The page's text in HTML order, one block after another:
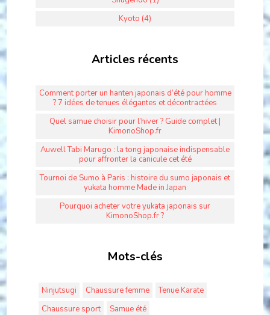
Kyoto (4)
Articles récents
Comment porter un hanten japonais d’été pour homme
? 7 idées de tenues élégantes et décontractées
Quel samue choisir pour l’hiver ? Guide complet |
KimonoShop.fr
Auwell Tabi Marugo : la tong japonaise indispensable
pour affronter la canicule cet été
Tournoi de Sumo à Paris : histoire du sumo japonais et
yukata homme Made in Japan
Pourquoi acheter votre yukata japonais sur
KimonoShop.fr ?
Mots-clés
Ninjutsugi Chaussure femme
Tenue Karate
Chaussure sport
Samue été